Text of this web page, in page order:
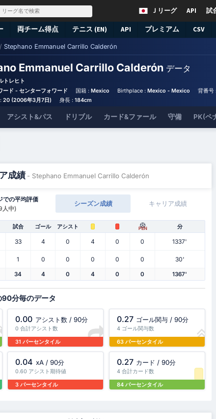
試
API
Ｊリーグ
両チーム得点 テニス (EN) API プレミアム CSV
/ Stephano Emmanuel Carrillo Calderón
Emmanuel Carrillo Calderón データ
トレヒト
ード - センターフォワード 国籍 : Mexico Birthplace :Mexico - Mexico 背番
20 (2006年3月7日) 身長 : 184cm
アシスト&パス ドリブル カード&ファール 守備 PK(ペ
成績 - Stephano Emmanuel Carrillo Calderón
での平均評価
人中)
シーズン成績 キャリア成績
試合 ゴール アシスト PEN 分
33 4 0 4 0 0 1337'
1 0 0 0 0 0 30'
34 4 0 4 0 0 1367'
分毎のデータ
0.00 アシスト数 / 90分
0 合計アシスト数
31 パーセンタイル
0.27 ゴール関与 / 90分
4 ゴール関与数
63 パーセンタイル
0.04 xA / 90分
0.60 アシスト期待値
3 パーセンタイル
0.27 カード / 90分
4 合計カード数
84 パーセンタイル